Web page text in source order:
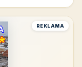
REKLAMA